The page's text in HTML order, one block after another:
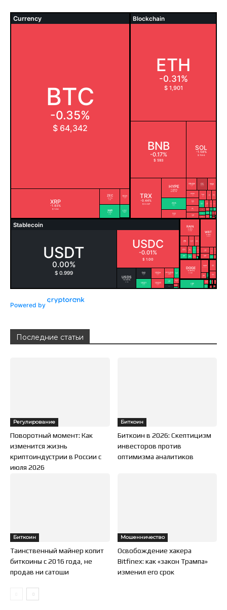
Powered by
Последние статьи
Регулирование
Поворотный момент: Как
изменится жизнь
криптоиндустрии в России с
июля 2026
Биткоин
Биткоин в 2026: Скептицизм
инвесторов против
оптимизма аналитиков
Биткоин
Таинственный майнер копит
биткоины с 2016 года, не
продав ни сатоши
Мошенничество
Освобождение хакера
Bitfinex: как «закон Трампа»
изменил его срок